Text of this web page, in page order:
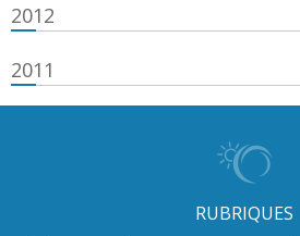
2012
2011
RUBRIQUES